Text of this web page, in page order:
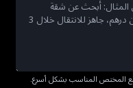
المختص المناسب بشكل أسرع.